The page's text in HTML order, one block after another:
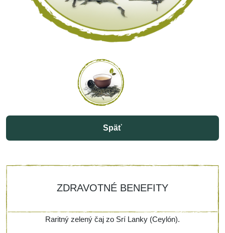
Späť
ZDRAVOTNÉ BENEFITY
Raritný zelený čaj zo Srí Lanky (Ceylón).